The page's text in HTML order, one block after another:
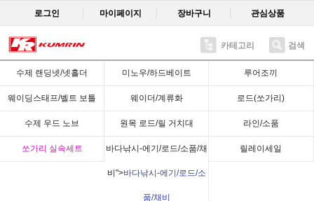
로그인 마이페이지 장바구니 관심상품
카테고리 검색
수제 랜딩넷/넷홀더 미노우/하드베이트 루어조끼
웨이딩스태프/벨트 보틀 웨이더/계류화 로드(쏘가리)
수제 우드 노브 원목 로드/릴 거치대 라인/소품
쏘가리 실속세트 바다낚시-에기/로드/소품/채
비">바다낚시-에기/로드/소
품/채비
릴레이세일
Recent